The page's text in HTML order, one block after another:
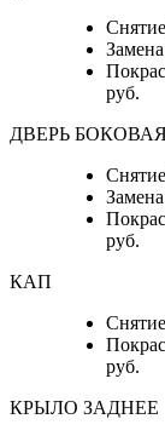
руб.
ДВЕРЬ
руб.
КАП
руб.
КРЫЛО ЗАДНЕЕ